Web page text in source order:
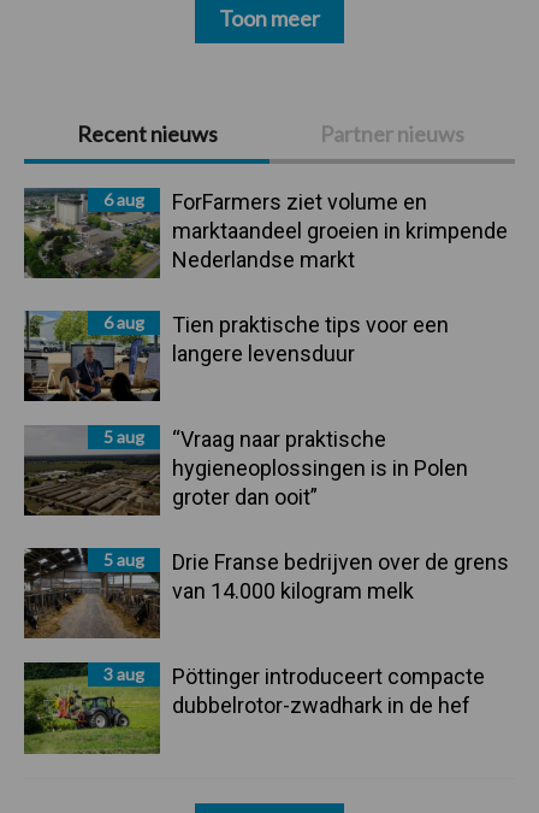
Primaire
Sidebar
Recent nieuws Partner nieuws
6 aug
ForFarmers ziet volume en
marktaandeel groeien in krimpende
Nederlandse markt
6 aug
Tien praktische tips voor een
langere levensduur
5 aug
“Vraag naar praktische
hygieneoplossingen is in Polen
groter dan ooit”
5 aug
Drie Franse bedrijven over de grens
van 14.000 kilogram melk
3 aug
Pöttinger introduceert compacte
dubbelrotor-zwadhark in de hef
Toon meer